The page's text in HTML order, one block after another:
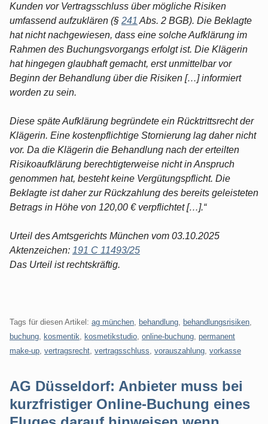
Kunden vor Vertragsschluss über mögliche Risiken
umfassend aufzuklären (§ 241 Abs. 2 BGB). Die Beklagte
hat nicht nachgewiesen, dass eine solche Aufklärung im
Rahmen des Buchungsvorgangs erfolgt ist. Die Klägerin
hat hingegen glaubhaft gemacht, erst unmittelbar vor
Beginn der Behandlung über die Risiken […] informiert
worden zu sein.
Diese späte Aufklärung begründete ein Rücktrittsrecht der
Klägerin. Eine kostenpflichtige Stornierung lag daher nicht
vor. Da die Klägerin die Behandlung nach der erteilten
Risikoaufklärung berechtigterweise nicht in Anspruch
genommen hat, besteht keine Vergütungspflicht. Die
Beklagte ist daher zur Rückzahlung des bereits geleisteten
Betrags in Höhe von 120,00 € verpflichtet […].“
Urteil des Amtsgerichts München vom 03.10.2025
Aktenzeichen: 191 C 11493/25
Das Urteil ist rechtskräftig.
Tags für diesen Artikel: ag münchen behandlung behandlungsrisiken
buchung
kosmentik kosmetikstudio online-buchung permanent
make-up vertragsrecht vertragsschluss vorauszahlung vorkasse
AG Düsseldorf: Anbieter muss bei
kurzfristiger Online-Buchung eines